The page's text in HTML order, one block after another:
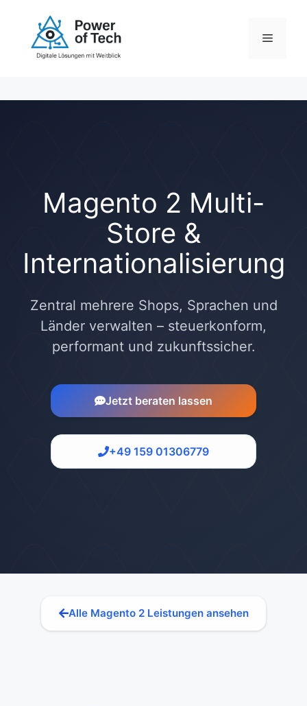
springen
Menü
Magento 2 Multi-
Store &
Internationalisierung
Zentral mehrere Shops, Sprachen und
Länder verwalten – steuerkonform,
performant und zukunftssicher.
Jetzt beraten lassen
+49 159 01306779
Alle Magento 2 Leistungen ansehen